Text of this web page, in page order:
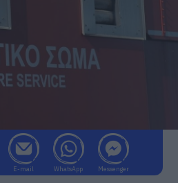
E-mail WhatsApp Messenger